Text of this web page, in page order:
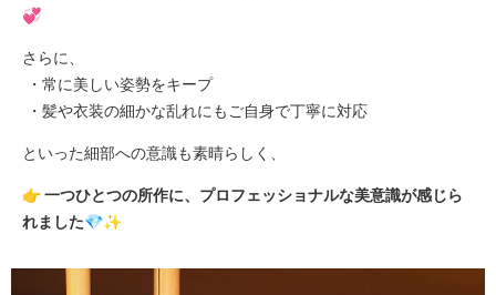
💞
さらに、
・常に美しい姿勢をキープ
・髪や衣装の細かな乱れにもご自身で丁寧に対応
といった細部への意識も素晴らしく、
👉 一つひとつの所作に、プロフェッショナルな美意識が感じら
れました💎✨